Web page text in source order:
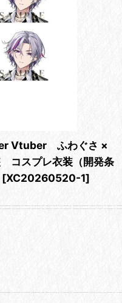
Vtuber ふわぐさ ×
スプレ衣装（開発条
[XC20260520-1]